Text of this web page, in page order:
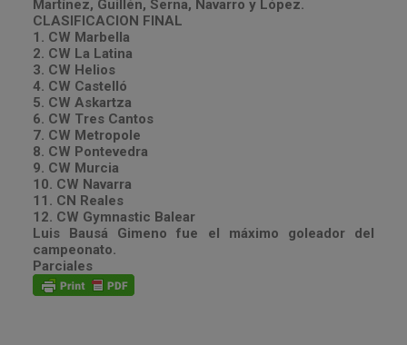
Martínez, Guillén, Serna, Navarro y López.
CLASIFICACION FINAL
1. CW Marbella
2. CW La Latina
3. CW Helios
4. CW Castelló
5. CW Askartza
6. CW Tres Cantos
7. CW Metropole
8. CW Pontevedra
9. CW Murcia
10. CW Navarra
11. CN Reales
12. CW Gymnastic Balear
Luis Bausá Gimeno fue el máximo goleador del
campeonato.
Parciales